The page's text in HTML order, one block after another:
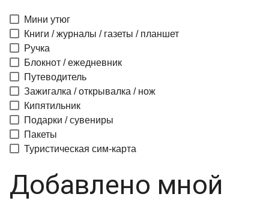
Мини утюг
Книги / журналы / газеты / планшет
Ручка
Блокнот / ежедневник
Путеводитель
Зажигалка / открывалка / нож
Кипятильник
Подарки / сувениры
Пакеты
Туристическая сим-карта
Добавлено мной